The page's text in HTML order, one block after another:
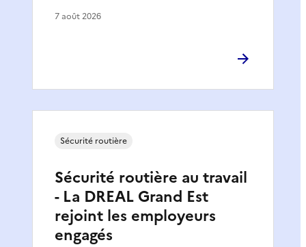
7 août 2026
Sécurité routière au travail
- La DREAL Grand Est
rejoint les employeurs
engagés
Sécurité routière